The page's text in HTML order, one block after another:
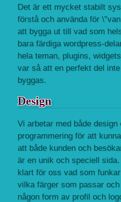
Det är ett mycket stabilt
förstå och använda för
att bygga ut till vad som
bara färdiga wordpress-
hela teman, plugins,
var så att en perfekt del
byggas.
Design
Vi arbetar med både
programmering för att
att både kunden och
är en unik och speciell
klart för oss vad som
vilka färger som passar
någon form av profil och